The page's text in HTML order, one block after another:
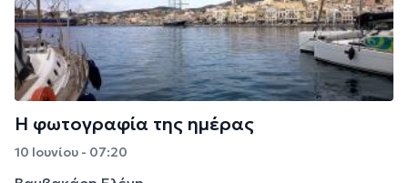
Η φωτογραφία της ημέρας
10 Ιουνίου - 07:20